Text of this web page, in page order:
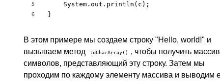
5
6
    System.out.println(c);
}
В этом примере мы создаем строку "Hello, world!" и
вызываем метод
toCharArray()
, чтобы получить массив
символов, представляющий эту строку. Затем мы
проходим по каждому элементу массива и выводим